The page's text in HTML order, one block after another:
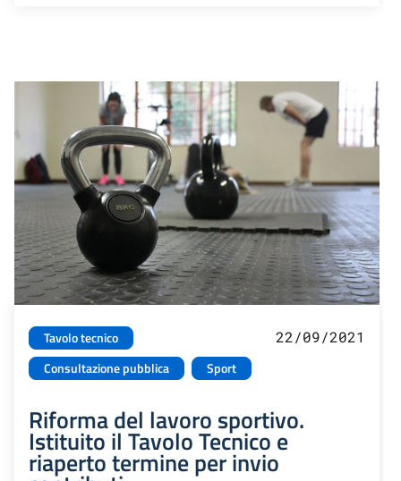
Tavolo tecnico
Consultazione pubblica
Sport
22/09/2021
Riforma del lavoro sportivo.
Istituito il Tavolo Tecnico e
riaperto termine per invio